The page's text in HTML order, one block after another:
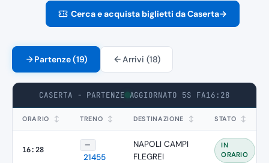
Cerca e acquista biglietti da Caserta→
Partenze (19) Arrivi (18)
CASERTA - PARTENZE AGGIORNATO 5S FA16:28
ORARIO ↕ TRENO ↕ DESTINAZIONE ↕ STATO ↕
16:28
—
21455
NAPOLI CAMPI
FLEGREI
IN
ORARIO